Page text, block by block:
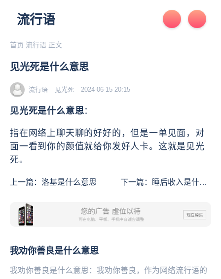
流行语
首页 流行语 正文
见光死是什么意思
流行语 见光死 2024-06-15 20:15
见光死是什么意思：
指在网络上聊天聊的好好的，但是一单见面，对
面一看到你的颜值就给你发好人卡。这就是见光
死。
上一篇： 洛基是什么意思 下一篇： 睡后收入是什么
我劝你善良是什么意思
我劝你善良是什么意思：我劝你善良，作为网络流行语的